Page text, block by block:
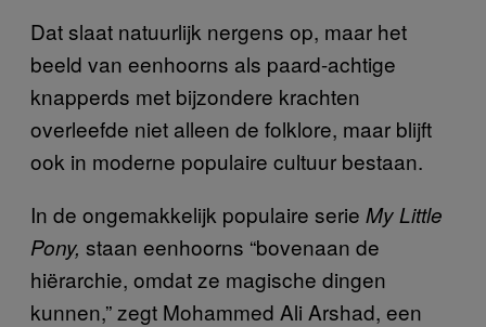
Dat slaat natuurlijk nergens op, maar het
beeld van eenhoorns als paard-achtige
knapperds met bijzondere krachten
overleefde niet alleen de folklore, maar blijft
ook in moderne populaire cultuur bestaan.
In de ongemakkelijk populaire serie My Little
Pony, staan eenhoorns “bovenaan de
hiërarchie, omdat ze magische dingen
kunnen,” zegt Mohammed Ali Arshad, een